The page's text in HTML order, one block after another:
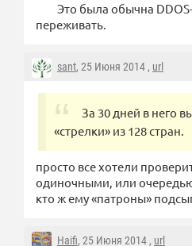
Это была обычна
переживать.
sant, 25 Июня 2014 , url
За 30 дней в него
«стрелки» из 128 стран.
просто все хотели
одиночными, или
кто ж ему «патроны»
Haifi, 25 Июня 2014 , url